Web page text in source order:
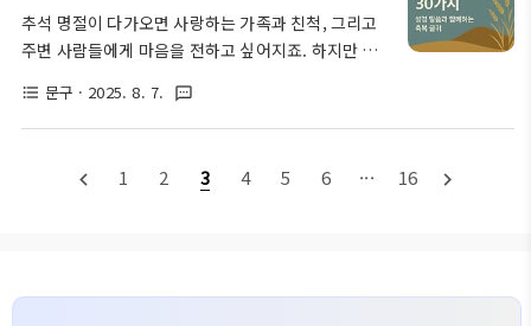
품 선물 추천 BEST 10 바로가기송년회 인사말 문구
모음 바로가기연인에게 전하는 빼빼로데이 인사말 사
랑하는 연인에게 마음을 전하는 빼빼로데이. 달콤함
가 있기에 오늘은 더 달콤..
추석 명절이 다가오면 사랑하는 가족과 친척, 그리고
주변 사람들에게 마음을 전하고 싶어지죠. 하지만 신
도 합니다. 이번 글에서는 성경 말씀과 함께할 수 있는
기독교 추석 인사말 30가지를 준비했습니다. 따뜻하
세요. 추석 명절 선물 세트 추천 BEST 10 바로가기추
을 담아 하나님의 은혜를 함께 나눠보세요. 아래 인사
format_list_bulleted 문구 · 2025. 8. 7. textsms
navigate_before 1 2 3 4 5 6 ··· 16 navigate_next